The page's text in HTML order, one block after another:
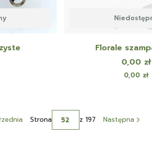
Florale
Cena
0,00 zł
Cena
0,00 zł
strony z produktami
Strona z 197 Następna